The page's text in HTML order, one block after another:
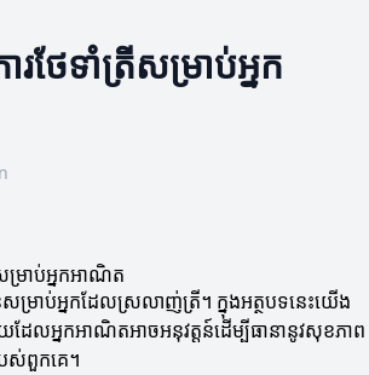
រថែទាំត្រីសម្រាប់អ្នក
ម្រាប់អ្នកអាណិត
សម្រាប់អ្នកដែលស្រលាញ់ត្រី។ ក្នុងអត្ថបទនេះយើង
យដែលអ្នកអាណិតអាចអនុវត្តន៍ដើម្បីធានានូវសុខភាព
ស់ពួកគេ។